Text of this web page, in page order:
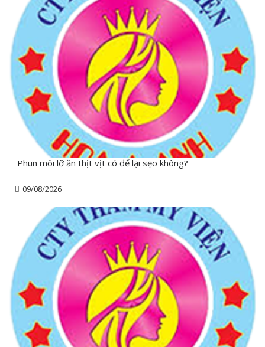
Phun môi lỡ ăn thịt vịt có để lại sẹo không?
09/08/2026